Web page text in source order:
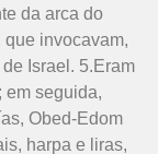
da arca do
invocavam,
Israel. 5.Eram
em seguida,
Obed-Edom
harpa e liras,